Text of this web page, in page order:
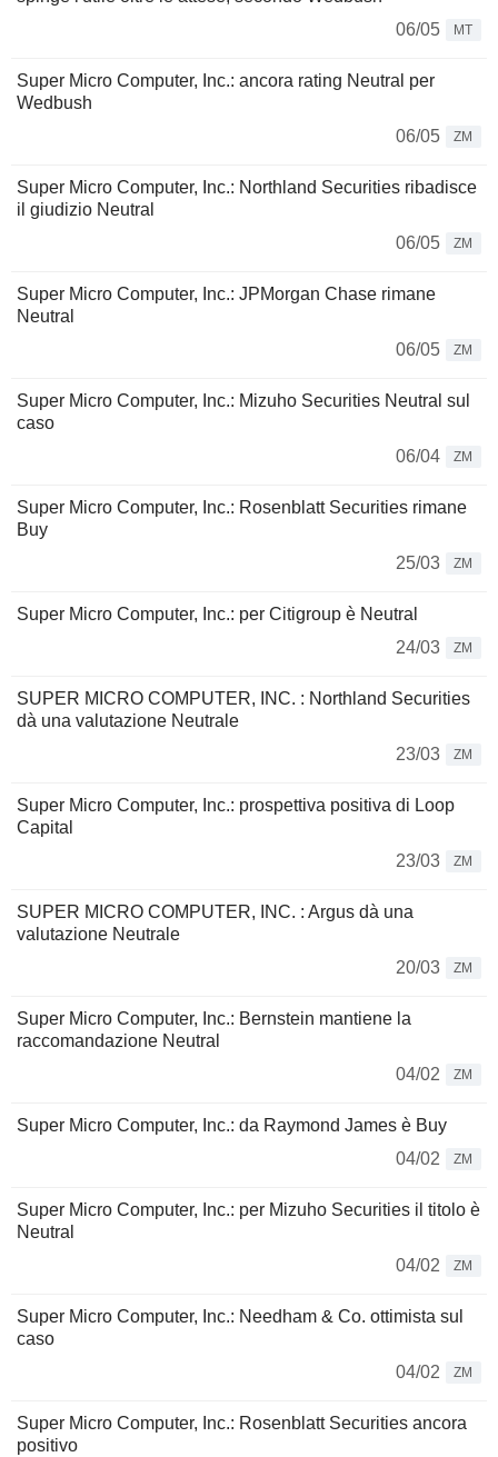
06/05
MT
Super Micro Computer, Inc.: ancora rating Neutral per
Wedbush
06/05
ZM
Super Micro Computer, Inc.: Northland Securities ribadisce
il giudizio Neutral
06/05
ZM
Super Micro Computer, Inc.: JPMorgan Chase rimane
Neutral
06/05
ZM
Super Micro Computer, Inc.: Mizuho Securities Neutral sul
caso
06/04
ZM
Super Micro Computer, Inc.: Rosenblatt Securities rimane
Buy
25/03
ZM
Super Micro Computer, Inc.: per Citigroup è Neutral
24/03
ZM
SUPER MICRO COMPUTER, INC. : Northland Securities
dà una valutazione Neutrale
23/03
ZM
Super Micro Computer, Inc.: prospettiva positiva di Loop
Capital
23/03
ZM
SUPER MICRO COMPUTER, INC. : Argus dà una
valutazione Neutrale
20/03
ZM
Super Micro Computer, Inc.: Bernstein mantiene la
raccomandazione Neutral
04/02
ZM
Super Micro Computer, Inc.: da Raymond James è Buy
04/02
ZM
Super Micro Computer, Inc.: per Mizuho Securities il titolo è
Neutral
04/02
ZM
Super Micro Computer, Inc.: Needham & Co. ottimista sul
caso
04/02
ZM
Super Micro Computer, Inc.: Rosenblatt Securities ancora
positivo